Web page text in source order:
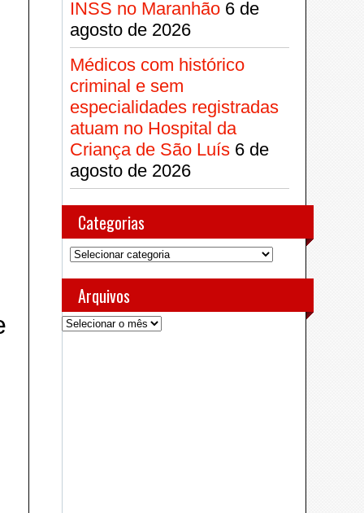
INSS no Maranhão 6 de
agosto de 2026
Médicos com histórico
criminal e sem
especialidades registradas
atuam no Hospital da
Criança de São Luís 6 de
agosto de 2026
Categorias
Categorias
Arquivos
Arquivos